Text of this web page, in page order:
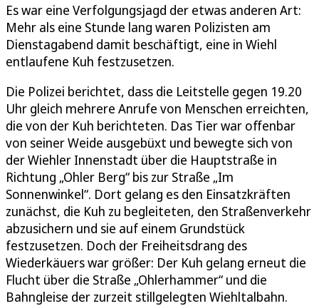
Es war eine Verfolgungsjagd der etwas anderen Art:
Mehr als eine Stunde lang waren Polizisten am
Dienstagabend damit beschäftigt, eine in Wiehl
entlaufene Kuh festzusetzen.
Die Polizei berichtet, dass die Leitstelle gegen 19.20
Uhr gleich mehrere Anrufe von Menschen erreichten,
die von der Kuh berichteten. Das Tier war offenbar
von seiner Weide ausgebüxt und bewegte sich von
der Wiehler Innenstadt über die Hauptstraße in
Richtung „Ohler Berg“ bis zur Straße „Im
Sonnenwinkel“. Dort gelang es den Einsatzkräften
zunächst, die Kuh zu begleiteten, den Straßenverkehr
abzusichern und sie auf einem Grundstück
festzusetzen. Doch der Freiheitsdrang des
Wiederkäuers war größer: Der Kuh gelang erneut die
Flucht über die Straße „Ohlerhammer“ und die
Bahngleise der zurzeit stillgelegten Wiehltalbahn.